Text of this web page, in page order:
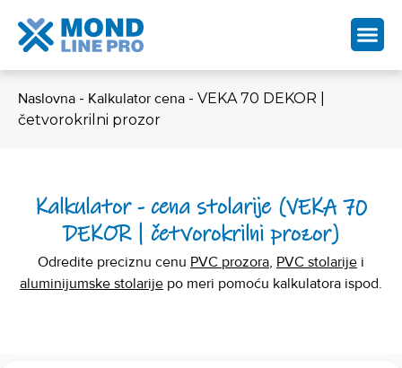
Naslovna - Kalkulator cena - VEKA 70 DEKOR |
četvorokrilni prozor
Kalkulator - cena stolarije (VEKA 70
DEKOR | četvorokrilni prozor)
Odredite preciznu cenu PVC prozora, PVC stolarije i
aluminijumske stolarije po meri pomoću kalkulatora ispod.